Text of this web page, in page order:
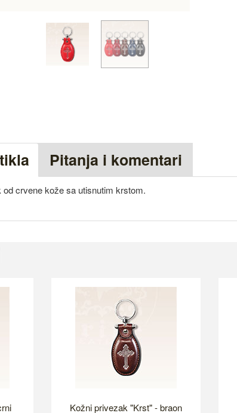
Pitanja i komentari
crvene kože sa utisnutim krstom.
Kožni privezak "Krst" - braon